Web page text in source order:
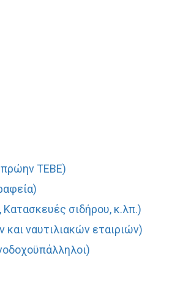
πρώην ΤΕΒΕ)
σιδήρου, κ.λπ.)
ναυτιλιακών εταιριών)